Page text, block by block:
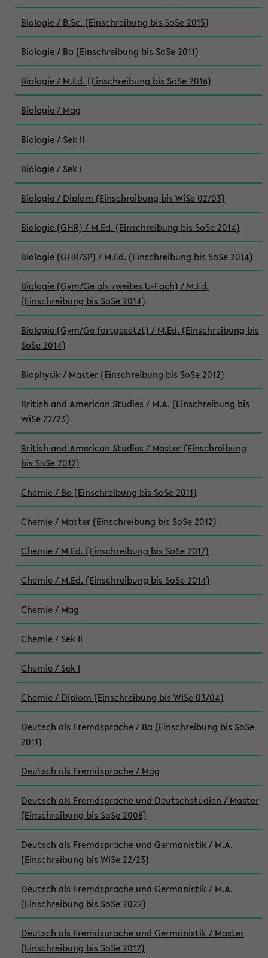
Biologie / B.Sc. (Einschreibung bis SoSe 2015)
Biologie / Ba (Einschreibung bis SoSe 2011)
Biologie / M.Ed. (Einschreibung bis SoSe 2016)
Biologie / Mag
Biologie / Sek II
Biologie / Sek I
Biologie / Diplom (Einschreibung bis WiSe 02/03)
Biologie (GHR) / M.Ed. (Einschreibung bis SoSe 2014)
Biologie (GHR/SP) / M.Ed. (Einschreibung bis SoSe 2014)
Biologie (Gym/Ge als zweites U-Fach) / M.Ed.
(Einschreibung bis SoSe 2014)
Biologie (Gym/Ge fortgesetzt) / M.Ed. (Einschreibung bis
SoSe 2014)
Biophysik / Master (Einschreibung bis SoSe 2012)
British and American Studies / M.A. (Einschreibung bis
WiSe 22/23)
British and American Studies / Master (Einschreibung
bis SoSe 2012)
Chemie / Ba (Einschreibung bis SoSe 2011)
Chemie / Master (Einschreibung bis SoSe 2012)
Chemie / M.Ed. (Einschreibung bis SoSe 2017)
Chemie / M.Ed. (Einschreibung bis SoSe 2014)
Chemie / Mag
Chemie / Sek II
Chemie / Sek I
Chemie / Diplom (Einschreibung bis WiSe 03/04)
Deutsch als Fremdsprache / Ba (Einschreibung bis SoSe
2011)
Deutsch als Fremdsprache / Mag
Deutsch als Fremdsprache und Deutschstudien / Master
(Einschreibung bis SoSe 2008)
Deutsch als Fremdsprache und Germanistik / M.A.
(Einschreibung bis WiSe 22/23)
Deutsch als Fremdsprache und Germanistik / M.A.
(Einschreibung bis SoSe 2022)
Deutsch als Fremdsprache und Germanistik / Master
(Einschreibung bis SoSe 2012)